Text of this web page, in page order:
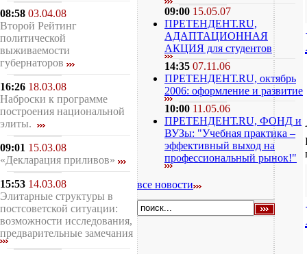
08:58 03.04.08
Второй Рейтинг
политической
выживаемости
губернаторов
16:26 18.03.08
Наброски к программе
построения национальной
элиты.
09:01 15.03.08
«Декларация приливов»
15:53 14.03.08
Элитарные структуры в
постсоветской ситуации:
возможности исследования,
предварительные замечания
09:00 15.05.07
ПРЕТЕНДЕНТ.RU,
АДАПТАЦИОННАЯ
АКЦИЯ для студентов
14:35 07.11.06
ПРЕТЕНДЕНТ.RU, октябрь
2006: оформление и развитие
10:00 11.05.06
ПРЕТЕНДЕНТ.RU, ФОНД и
ВУЗы: "Учебная практика –
эффективный выход на
профессиональный рынок!"
все новости